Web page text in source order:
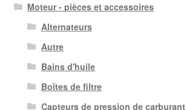
Moteur - pièces et accessoires
Alternateurs
Autre
Bains d'huile
Boîtes de filtre
Capteurs de pression de carburant